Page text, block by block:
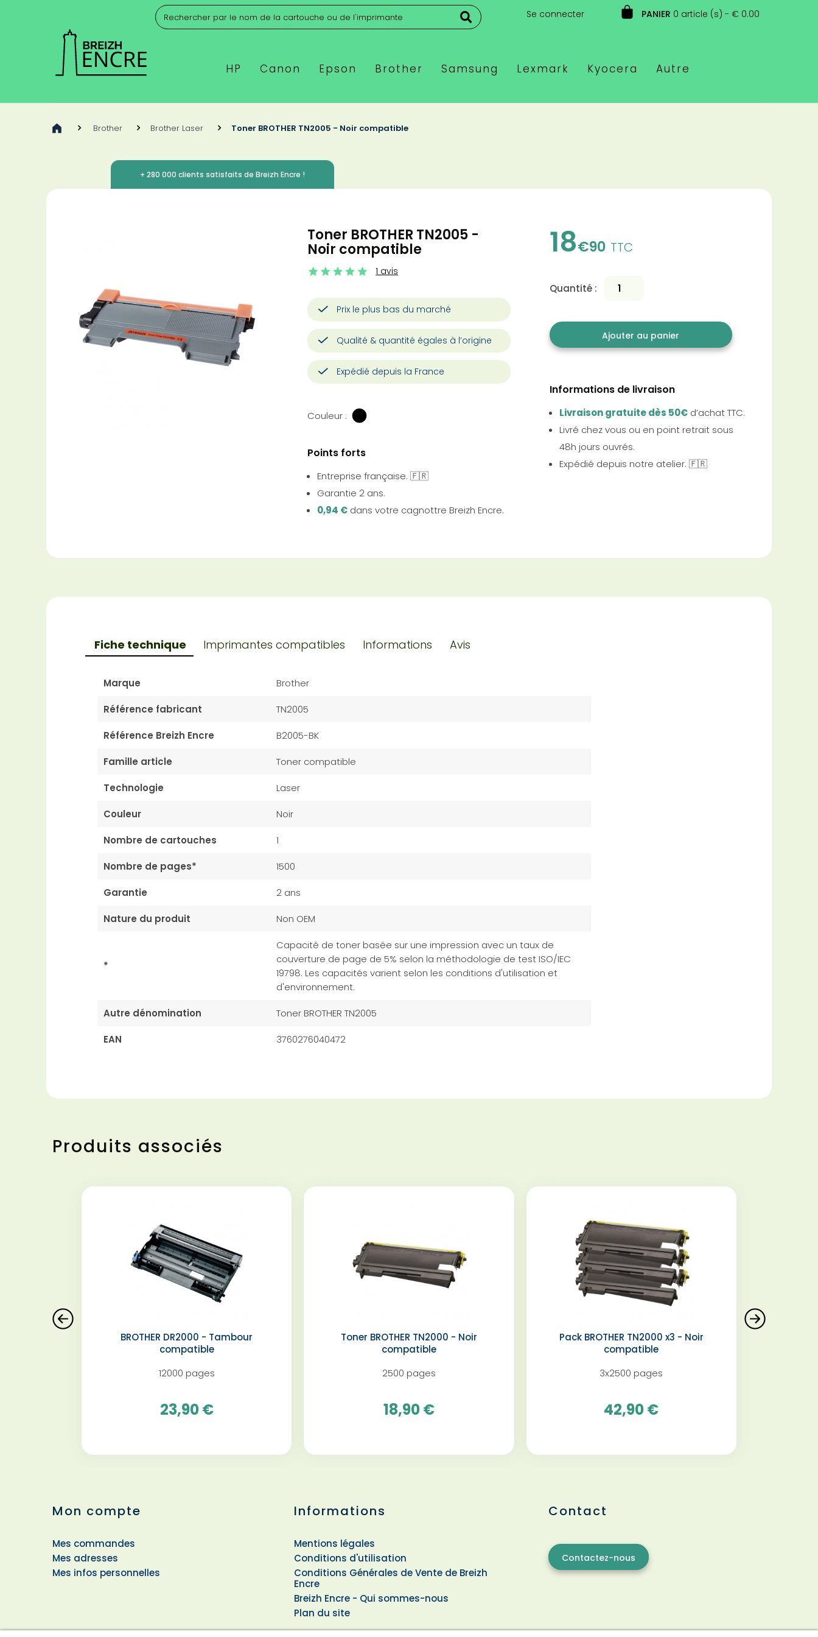
Se connecter PANIER 0 article (s) - € 0.00
HP Canon Epson Brother Samsung Lexmark Kyocera Autre
Brother Brother Laser Toner BROTHER TN2005 - Noir compatible
+ 280 000 clients satisfaits de Breizh Encre !
Toner BROTHER TN2005 -
Noir compatible
1 avis
Prix le plus bas du marché
Qualité & quantité égales à l’origine
Expédié depuis la France
Couleur :
Points forts
Entreprise française. 🇫🇷
Garantie 2 ans.
0,94 € dans votre cagnottre Breizh Encre.
18€90 TTC
Quantité :
Ajouter au panier
Informations de livraison
Livraison gratuite dès 50€d’achat TTC.
Livré chez vous ou en point retrait sous
48h jours ouvrés.
Expédié depuis notre atelier. 🇫🇷
Fiche technique Imprimantes compatibles Informations Avis
Marque Brother
Référence fabricant TN2005
Référence Breizh Encre B2005-BK
Famille article Toner compatible
Technologie Laser
Couleur Noir
Nombre de cartouches 1
Nombre de pages* 1500
Garantie 2 ans
Nature du produit Non OEM
*
Capacité de toner basée sur une impression avec un taux de
couverture de page de 5% selon la méthodologie de test ISO/IEC
19798. Les capacités varient selon les conditions d'utilisation et
d'environnement.
Autre dénomination Toner BROTHER TN2005
EAN 3760276040472
Produits associés
BROTHER DR2000 - Tambour
compatible
12000 pages
23,90 €
Toner BROTHER TN2000 - Noir
compatible
2500 pages
18,90 €
Pack BROTHER TN2000 x3 - Noir
compatible
3x2500 pages
42,90 €
Mon compte
Mes commandes
Mes adresses
Mes infos personnelles
Informations
Mentions légales
Conditions d'utilisation
Conditions Générales de Vente de Breizh
Encre
Breizh Encre - Qui sommes-nous
Plan du site
Contact
Contactez-nous